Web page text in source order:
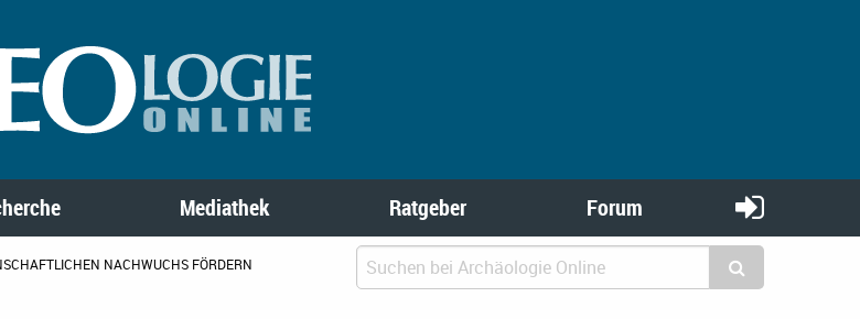
Mediathek Ratgeber Forum
NACHWUCHS FÖRDERN